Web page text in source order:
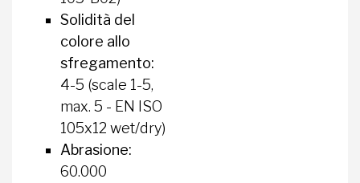
Solidità del
colore allo
sfregamento:
4-5 (scale 1-5,
max. 5 - EN ISO
105x12 wet/dry)
Abrasione:
60.000